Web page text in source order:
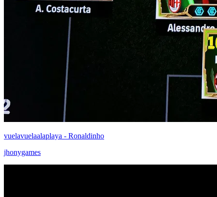
vuelavuelaalaplaya - Ronaldinho
jhonygames